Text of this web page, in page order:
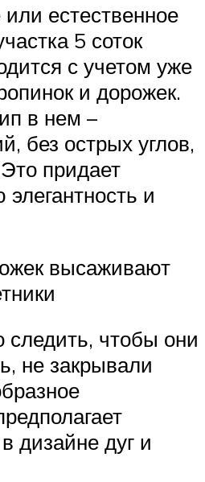
естественное
5 соток
с учетом уже
и дорожек.
в нем –
без острых углов,
придает
и
высаживают
чтобы они
не закрывали
дизайне дуг и